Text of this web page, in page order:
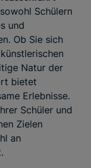
Schülern
und
Ob Sie sich
Natur der
bietet
Erlebnisse.
Schüler und
Zielen
an